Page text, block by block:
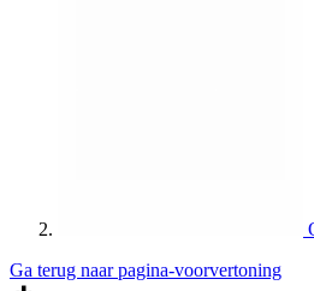
Ga terug naar pagina-voorvertoning